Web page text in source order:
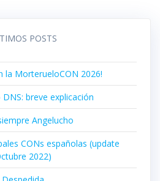
POSTS
la MorterueloCON 2026!
breve explicación
Angelucho
CONs españolas (update
2022)